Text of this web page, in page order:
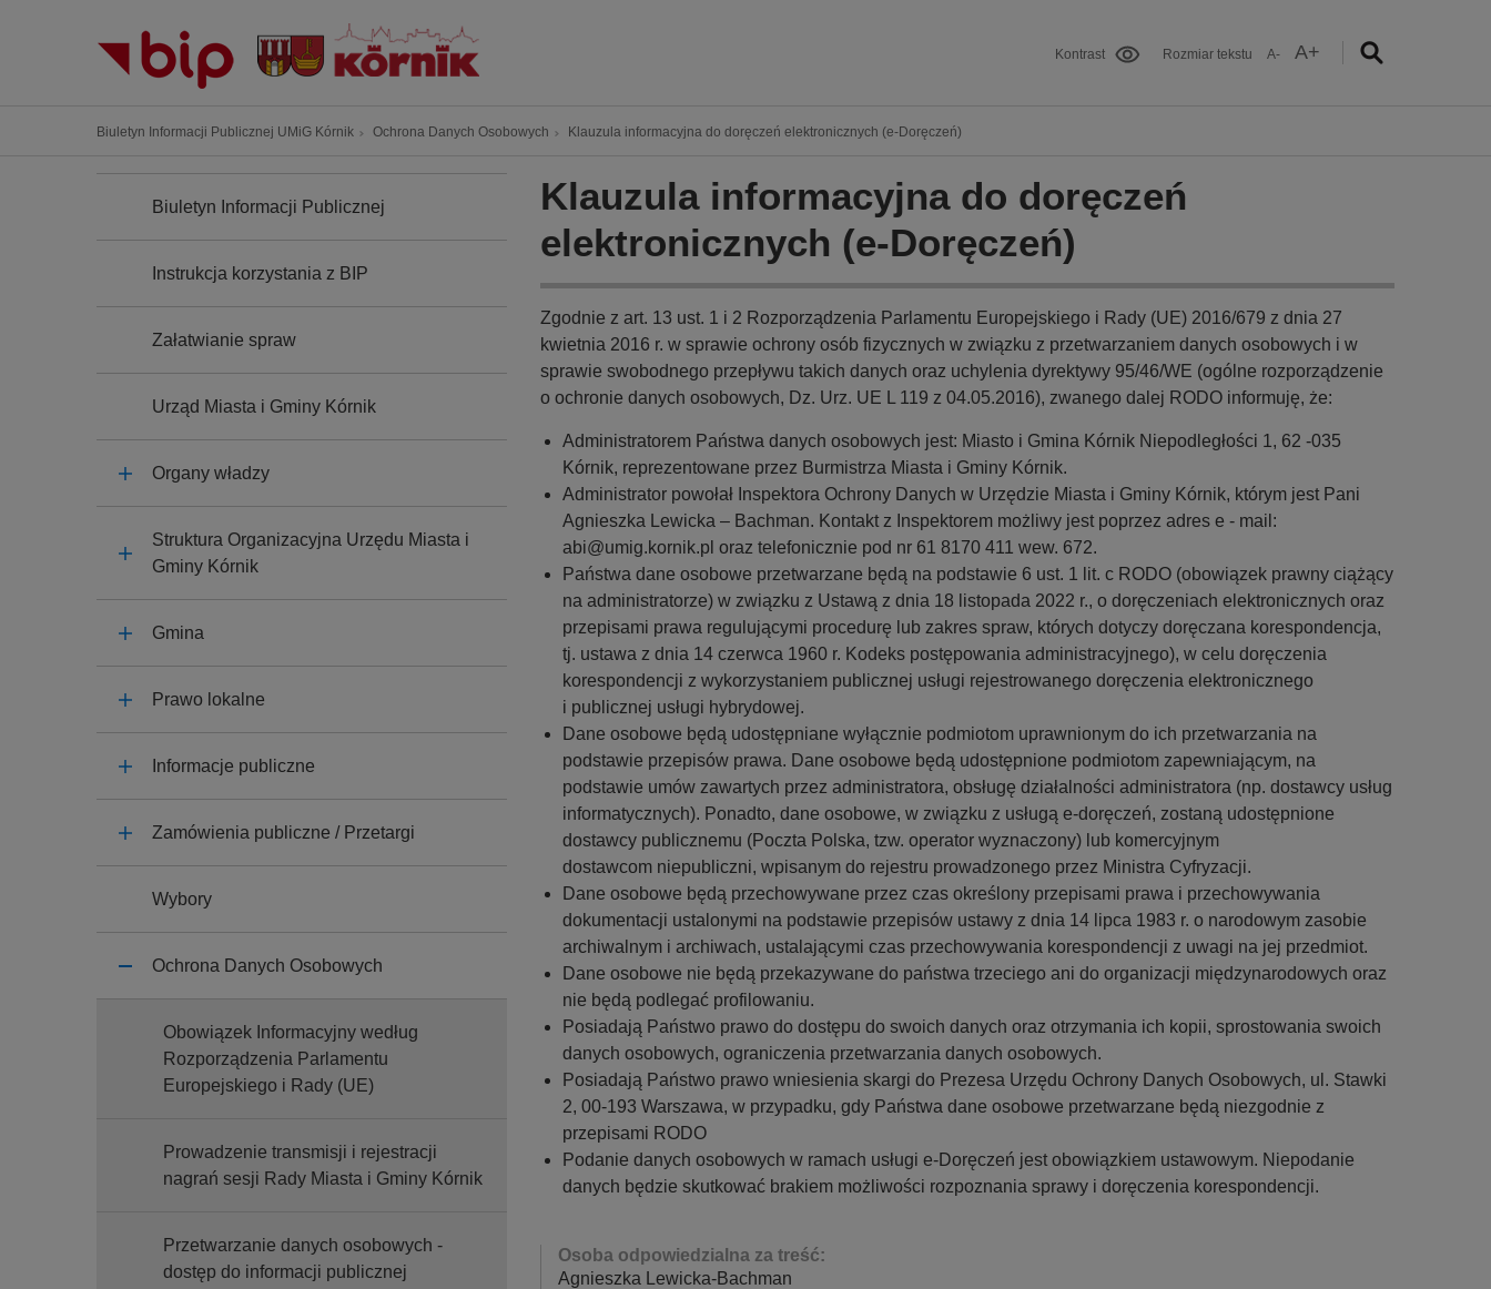
Kontrast Rozmiar tekstu A- A+
Ś
ż
w
y
Biuletyn Informacji Publicznej UMiG Kórnik Ochrona Danych Osobowych Klauzula informacyjna do doręczeń elektronicznych (e-Doręczeń)
N
I
J
Biuletyn Informacji Publicznej
Instrukcja korzystania z BIP
Załatwianie spraw
Urząd Miasta i Gminy Kórnik
Organy władzy
Struktura Organizacyjna Urzędu Miasta i
Gminy Kórnik
Gmina
Prawo lokalne
Informacje publiczne
Zamówienia publiczne / Przetargi
Wybory
Ochrona Danych Osobowych
Obowiązek Informacyjny według
Rozporządzenia Parlamentu
Europejskiego i Rady (UE)
Prowadzenie transmisji i rejestracji
nagrań sesji Rady Miasta i Gminy Kórnik
Przetwarzanie danych osobowych -
dostęp do informacji publicznej
Klauzula informacyjna do doręczeń
elektronicznych (e-Doręczeń)
Zgodnie z art. 13 ust. 1 i 2 Rozporządzenia Parlamentu Europejskiego i Rady (UE) 2016/679 z dnia 27
kwietnia 2016 r. w sprawie ochrony osób fizycznych w związku z przetwarzaniem danych osobowych i w
sprawie swobodnego przepływu takich danych oraz uchylenia dyrektywy 95/46/WE (ogólne rozporządzenie
o ochronie danych osobowych, Dz. Urz. UE L 119 z 04.05.2016), zwanego dalej RODO informuję, że:
Administratorem Państwa danych osobowych jest: Miasto i Gmina Kórnik Niepodległości 1, 62 -035
Kórnik, reprezentowane przez Burmistrza Miasta i Gminy Kórnik.
Administrator powołał Inspektora Ochrony Danych w Urzędzie Miasta i Gminy Kórnik, którym jest Pani
Agnieszka Lewicka – Bachman. Kontakt z Inspektorem możliwy jest poprzez adres e - mail:
abi@umig.kornik.pl oraz telefonicznie pod nr 61 8170 411 wew. 672.
Państwa dane osobowe przetwarzane będą na podstawie 6 ust. 1 lit. c RODO (obowiązek prawny ciążący
na administratorze) w związku z Ustawą z dnia 18 listopada 2022 r., o doręczeniach elektronicznych oraz
przepisami prawa regulującymi procedurę lub zakres spraw, których dotyczy doręczana korespondencja,
tj. ustawa z dnia 14 czerwca 1960 r. Kodeks postępowania administracyjnego), w celu doręczenia
korespondencji z wykorzystaniem publicznej usługi rejestrowanego doręczenia elektronicznego
i publicznej usługi hybrydowej.
Dane osobowe będą udostępniane wyłącznie podmiotom uprawnionym do ich przetwarzania na
podstawie przepisów prawa. Dane osobowe będą udostępnione podmiotom zapewniającym, na
podstawie umów zawartych przez administratora, obsługę działalności administratora (np. dostawcy usług
informatycznych). Ponadto, dane osobowe, w związku z usługą e-doręczeń, zostaną udostępnione
dostawcy publicznemu (Poczta Polska, tzw. operator wyznaczony) lub komercyjnym
dostawcom niepubliczni, wpisanym do rejestru prowadzonego przez Ministra Cyfryzacji.
Dane osobowe będą przechowywane przez czas określony przepisami prawa i przechowywania
dokumentacji ustalonymi na podstawie przepisów ustawy z dnia 14 lipca 1983 r. o narodowym zasobie
archiwalnym i archiwach, ustalającymi czas przechowywania korespondencji z uwagi na jej przedmiot.
Dane osobowe nie będą przekazywane do państwa trzeciego ani do organizacji międzynarodowych oraz
nie będą podlegać profilowaniu.
Posiadają Państwo prawo do dostępu do swoich danych oraz otrzymania ich kopii, sprostowania swoich
danych osobowych, ograniczenia przetwarzania danych osobowych.
Posiadają Państwo prawo wniesienia skargi do Prezesa Urzędu Ochrony Danych Osobowych, ul. Stawki
2, 00-193 Warszawa, w przypadku, gdy Państwa dane osobowe przetwarzane będą niezgodnie z
przepisami RODO
Podanie danych osobowych w ramach usługi e-Doręczeń jest obowiązkiem ustawowym. Niepodanie
danych będzie skutkować brakiem możliwości rozpoznania sprawy i doręczenia korespondencji.
Osoba odpowiedzialna za treść:
Agnieszka Lewicka-Bachman